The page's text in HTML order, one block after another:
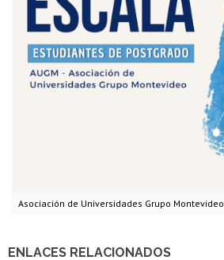
Asociación de Universidades Grupo Montevideo
ENLACES RELACIONADOS